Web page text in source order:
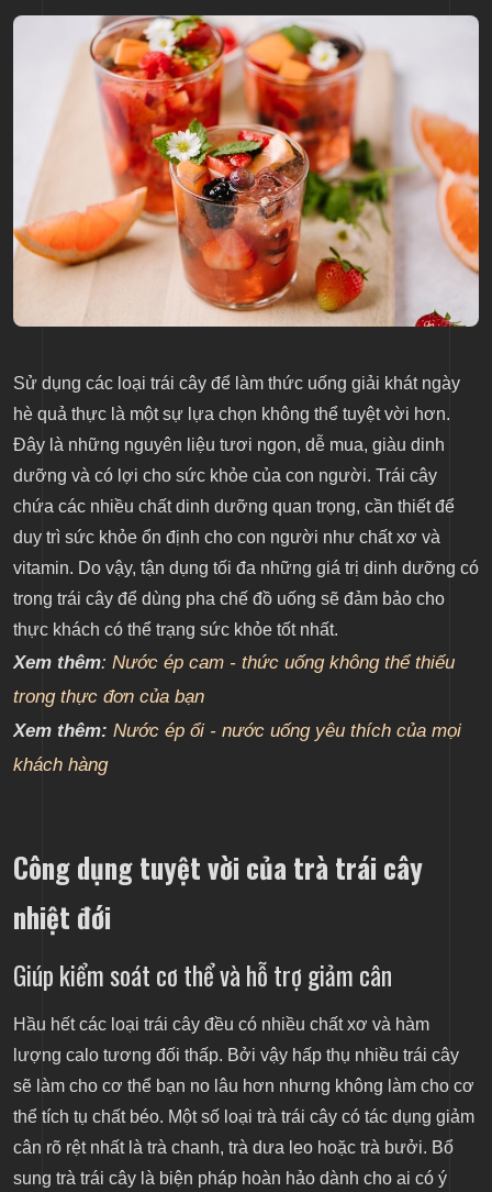
Sử dụng các loại trái cây để làm thức uống giải khát ngày
hè quả thực là một sự lựa chọn không thể tuyệt vời hơn.
Đây là những nguyên liệu tươi ngon, dễ mua, giàu dinh
dưỡng và có lợi cho sức khỏe của con người. Trái cây
chứa các nhiều chất dinh dưỡng quan trọng, cần thiết để
duy trì sức khỏe ổn định cho con người như chất xơ và
vitamin. Do vậy, tận dụng tối đa những giá trị dinh dưỡng có
trong trái cây để dùng pha chế đồ uống sẽ đảm bảo cho
thực khách có thể trạng sức khỏe tốt nhất.
Xem thêm: Nước ép cam - thức uống không thể thiếu
trong thực đơn của bạn
Xem thêm: Nước ép ổi - nước uống yêu thích của mọi
khách hàng
Công dụng tuyệt vời của trà trái cây
nhiệt đới
Giúp kiểm soát cơ thể và hỗ trợ giảm cân
Hầu hết các loại trái cây đều có nhiều chất xơ và hàm
lượng calo tương đối thấp. Bởi vậy hấp thụ nhiều trái cây
sẽ làm cho cơ thể bạn no lâu hơn nhưng không làm cho cơ
thể tích tụ chất béo. Một số loại trà trái cây có tác dụng giảm
cân rõ rệt nhất là trà chanh, trà dưa leo hoặc trà bưởi. Bổ
sung trà trái cây là biện pháp hoàn hảo dành cho ai có ý